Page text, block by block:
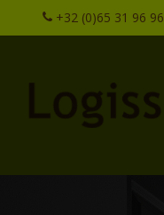
+32 (0)65 31 96 96